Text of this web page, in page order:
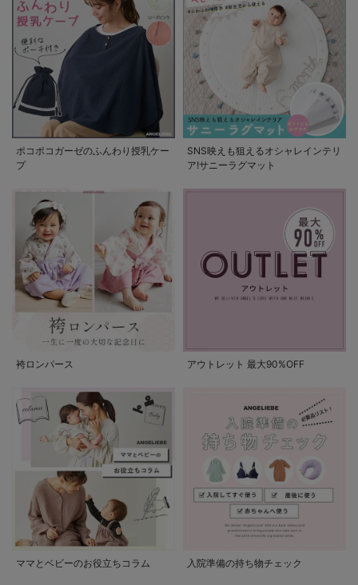
ポコポコガーゼのふんわり授乳ケー
プ
SNS映えも狙えるオシャレインテリ
ア!サニーラグマット
袴ロンパース アウトレット 最大90%OFF
ママとベビーのお役立ちコラム 入院準備の持ち物チェック